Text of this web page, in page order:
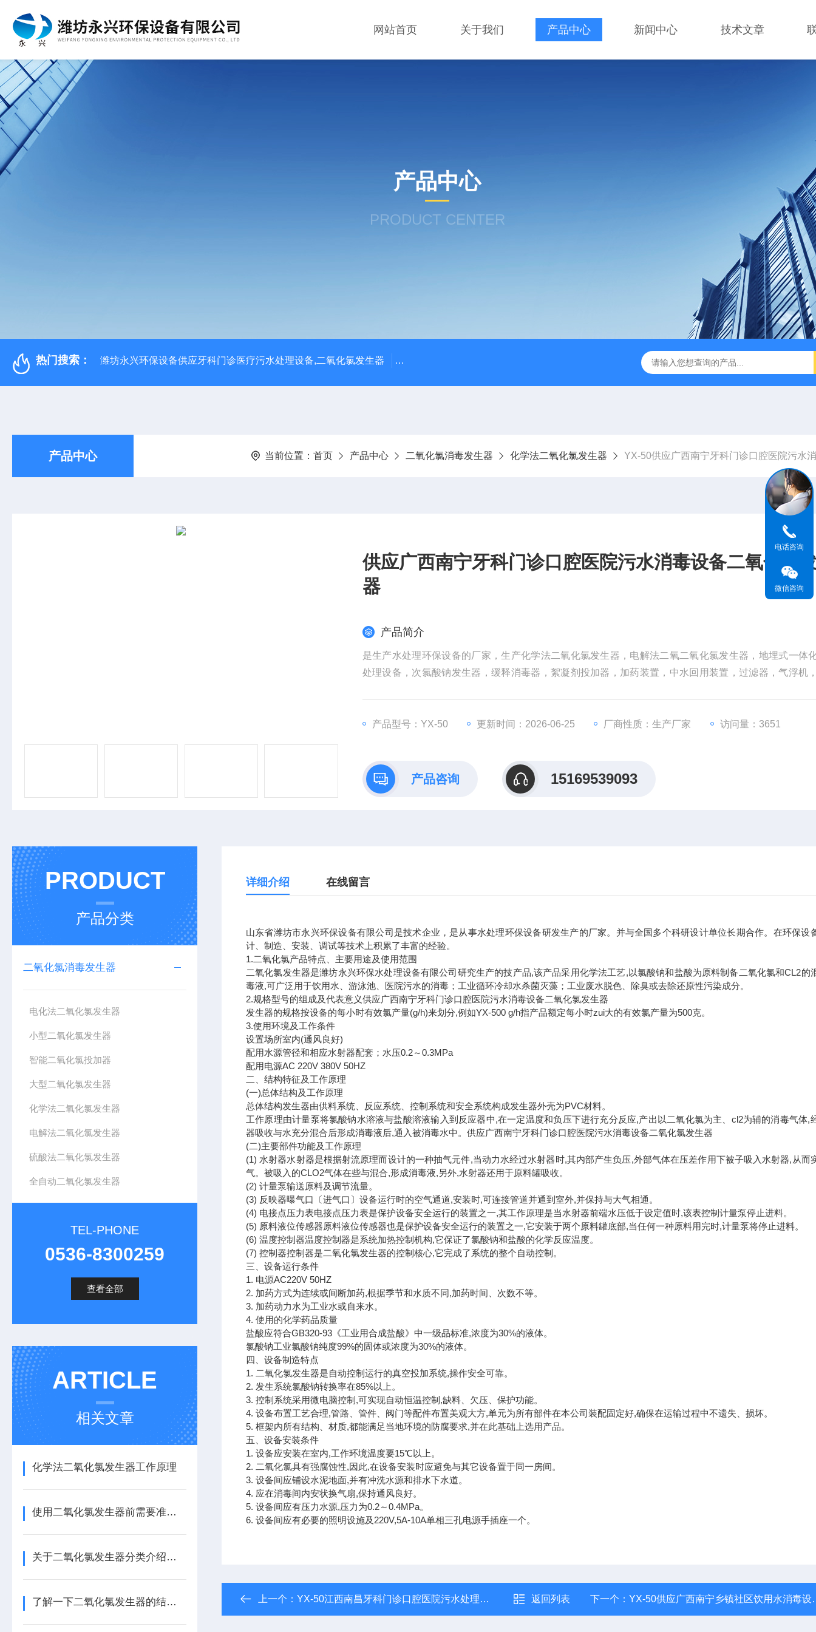
网站首页 关于我们 产品中心 新闻中心 技术文章
产品中心
PRODUCT CENTER
热门搜索： 潍坊永兴环保设备供应牙科门诊医疗污水处理设备,二氧化氯发生器 潍坊永兴环保设备公司供应四川成都一体化污水处理设备 电解法次氯酸钠发生器 二氧化氯发
产品中心 当前位置： 首页 产品中心 二氧化氯消毒发生器 化学法二氧化氯发生器 YX-50供应广西南宁牙科门诊口腔医院污水消毒设备二氧化氯发
供应广西南宁牙科门诊口腔医院污水消毒设备二氧化氯
器
产品简介
是生产水处理环保设备的厂家，生产化学法二氧化氯发生器，电解法二氧二氧化氯发生器，地埋式一体
处理设备，次氯酸钠发生器，缓释消毒器，絮凝剂投加器，加药装置，中水回用装置，过滤器，气浮机
产品型号：YX-50 更新时间：2026-06-25 厂商性质：生产厂家 访问量：3651
产品咨询 15169539093
PRODUCT
产品分类
二氧化氯消毒发生器
电化法二氧化氯发生器
小型二氧化氯发生器
智能二氧化氯投加器
大型二氧化氯发生器
化学法二氧化氯发生器
电解法二氧化氯发生器
硫酸法二氧化氯发生器
全自动二氧化氯发生器
TEL-PHONE
0536-8300259
查看全部
ARTICLE
相关文章
化学法二氧化氯发生器工作原理
使用二氧化氯发生器前需要准备些什么？
关于二氧化氯发生器分类介绍，还不快来看看
了解一下二氧化氯发生器的结构功能及原理
详细介绍 在线留言
山东省潍坊市永兴环保设备有限公司是技术企业，是从事水处理环保设备研发生产的厂家。并与全国多个科研设计单位长期合作。在环保设
计、制造、安装、调试等技术上积累了丰富的经验。
1.二氧化氯产品特点、主要用途及使用范围
二氧化氯发生器是潍坊永兴环保水处理设备有限公司研究生产的技产品,该产品采用化学法工艺,以氯酸钠和盐酸为原料制备二氧化氯和CL2的
毒液,可广泛用于饮用水、游泳池、医院污水的消毒；工业循环冷却水杀菌灭藻；工业废水脱色、除臭或去除还原性污染成分。
2.规格型号的组成及代表意义供应广西南宁牙科门诊口腔医院污水消毒设备二氧化氯发生器
发生器的规格按设备的每小时有效氯产量(g/h)来划分,例如YX-500 g/h指产品额定每小时zui大的有效氯产量为500克。
3.使用环境及工作条件
设置场所室内(通风良好)
配用水源管径和相应水射器配套；水压0.2～0.3MPa
配用电源AC 220V 380V 50HZ
二、结构特征及工作原理
(一)总体结构及工作原理
总体结构发生器由供料系统、反应系统、控制系统和安全系统构成发生器外壳为PVC材料。
工作原理由计量泵将氯酸钠水溶液与盐酸溶液输入到反应器中,在一定温度和负压下进行充分反应,产出以二氧化氯为主、cl2为辅的消毒气体,
器吸收与水充分混合后形成消毒液后,通入被消毒水中。供应广西南宁牙科门诊口腔医院污水消毒设备二氧化氯发生器
(二)主要部件功能及工作原理
(1) 水射器水射器是根据射流原理而设计的一种抽气元件,当动力水经过水射器时,其内部产生负压,外部气体在压差作用下被子吸入水射器,从而
气。被吸入的CLO2气体在些与混合,形成消毒液,另外,水射器还用于原料罐吸收。
(2) 计量泵输送原料及调节流量。
(3) 反映器曝气口〔进气口〕设备运行时的空气通道,安装时,可连接管道并通到室外,并保持与大气相通。
(4) 电接点压力表电接点压力表是保护设备安全运行的装置之一,其工作原理是当水射器前端水压低于设定值时,该表控制计量泵停止进料。
(5) 原料液位传感器原料液位传感器也是保护设备安全运行的装置之一,它安装于两个原料罐底部,当任何一种原料用完时,计量泵将停止进料。
(6) 温度控制器温度控制器是系统加热控制机构,它保证了氯酸钠和盐酸的化学反应温度。
(7) 控制器控制器是二氧化氯发生器的控制核心,它完成了系统的整个自动控制。
三、设备运行条件
1. 电源AC220V 50HZ
2. 加药方式为连续或间断加药,根据季节和水质不同,加药时间、次数不等。
3. 加药动力水为工业水或自来水。
4. 使用的化学药品质量
盐酸应符合GB320-93《工业用合成盐酸》中一级品标准,浓度为30%的液体。
氯酸钠工业氯酸钠纯度99%的固体或浓度为30%的液体。
四、设备制造特点
1. 二氧化氯发生器是自动控制运行的真空投加系统,操作安全可靠。
2. 发生系统氯酸钠转换率在85%以上。
3. 控制系统采用微电脑控制,可实现自动恒温控制,缺料、欠压、保护功能。
4. 设备布置工艺合理,管路、管件、阀门等配件布置美观大方,单元为所有部件在本公司装配固定好,确保在运输过程中不遗失、损坏。
5. 框架内所有结构、材质,都能满足当地环境的防腐要求,并在此基础上选用产品。
五、设备安装条件
1. 设备应安装在室内,工作环境温度要15℃以上。
2. 二氧化氯具有强腐蚀性,因此,在设备安装时应避免与其它设备置于同一房间。
3. 设备间应铺设水泥地面,并有冲洗水源和排水下水道。
4. 应在消毒间内安状换气扇,保持通风良好。
5. 设备间应有压力水源,压力为0.2～0.4MPa。
6. 设备间应有必要的照明设施及220V,5A-10A单相三孔电源手插座一个。
上一个： YX-50江西南昌牙科门诊口腔医院污水处理设备二氧化氯发生器 返回列表 下一个：YX-50供应广西南宁乡镇社区饮用水消毒设备二氧化氯发生器
电话咨询
微信咨询